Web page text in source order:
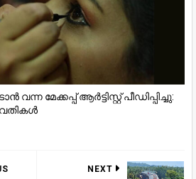
വന്ന മേക്കപ്പ് ആർട്ടിസ്റ്റ് പീഡിപ്പിച്ചു:
NEXT